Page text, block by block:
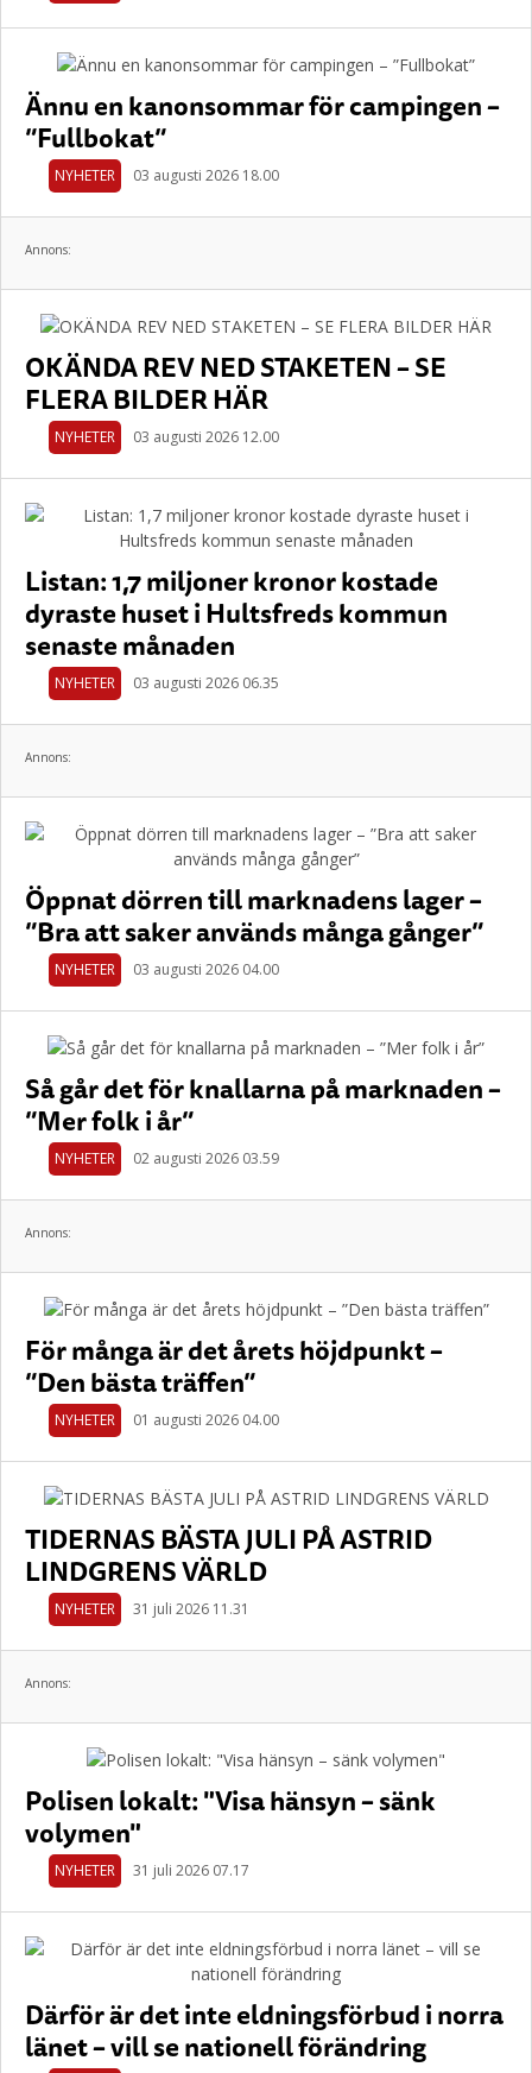
Ännu en kanonsommar för campingen –
”Fullbokat”
NYHETER 03 augusti 2026 18.00
Annons:
OKÄNDA REV NED STAKETEN – SE
FLERA BILDER HÄR
NYHETER 03 augusti 2026 12.00
Listan: 1,7 miljoner kronor kostade
dyraste huset i Hultsfreds kommun
senaste månaden
NYHETER 03 augusti 2026 06.35
Annons:
Öppnat dörren till marknadens lager –
”Bra att saker används många gånger”
NYHETER 03 augusti 2026 04.00
Så går det för knallarna på marknaden –
”Mer folk i år”
NYHETER 02 augusti 2026 03.59
Annons:
För många är det årets höjdpunkt –
”Den bästa träffen”
NYHETER 01 augusti 2026 04.00
TIDERNAS BÄSTA JULI PÅ ASTRID
LINDGRENS VÄRLD
NYHETER 31 juli 2026 11.31
Annons:
Polisen lokalt: "Visa hänsyn – sänk
volymen"
NYHETER 31 juli 2026 07.17
Därför är det inte eldningsförbud i norra
länet – vill se nationell förändring